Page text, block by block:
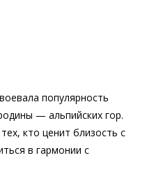
популярность
— альпийских гор.
кто ценит близость с
в гармонии с